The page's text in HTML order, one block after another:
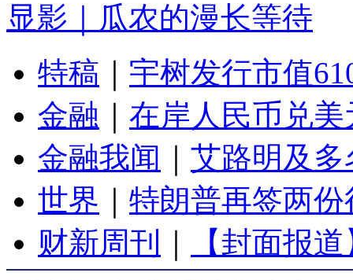
显影｜瓜农的漫长等待
特稿
宇树发行市值
金融
在岸人民币兑
金融我闻
艾路明及
世界
特朗普再签两
财新周刊
【封面报